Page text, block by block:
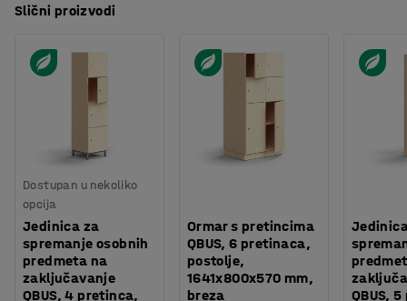
Slični proizvodi
Dostupan u nekoliko
opcija
Jedinica za
spremanje osobnih
predmeta na
zaključavanje
QBUS, 4 pretinca,
Ormar s pretincima
QBUS, 6 pretinaca,
postolje,
1641x800x570 mm,
breza
QBUS,